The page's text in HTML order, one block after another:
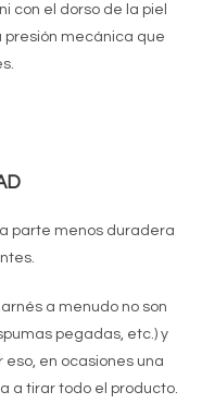
con el dorso de la piel
presión mecánica que
parte menos duradera
a menudo no son
pegadas, etc.) y
en ocasiones una
a tirar todo el producto.